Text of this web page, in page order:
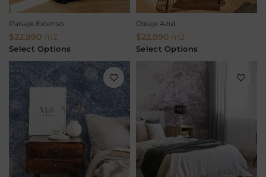
Paisaje Extenso
$22.990 m2
Select Options
Oleaje Azul
$22.990 m2
Select Options